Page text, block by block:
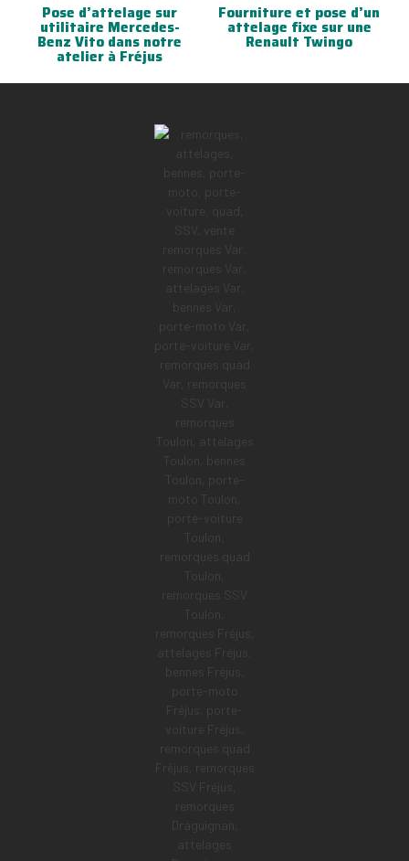
Pose d’attelage sur
utilitaire Mercedes-
Benz Vito dans notre
atelier à Fréjus
Fourniture et pose d’un
attelage fixe sur une
Renault Twingo